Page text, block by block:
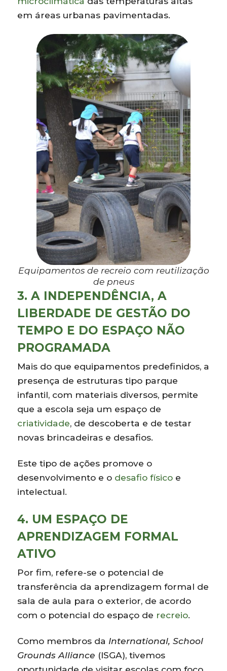
em áreas urbanas pavimentadas.
Equipamentos de recreio com reutilização
de pneus
3. A INDEPENDÊNCIA, A
LIBERDADE DE GESTÃO DO
TEMPO E DO ESPAÇO NÃO
PROGRAMADA
Mais do que equipamentos predefinidos, a
presença de estruturas tipo parque
infantil, com materiais diversos, permite
que a escola seja um espaço de
criatividade, de descoberta e de testar
novas brincadeiras e desafios.
Este tipo de ações promove o
desenvolvimento e o desafio físico e
intelectual.
4. UM ESPAÇO DE
APRENDIZAGEM FORMAL
ATIVO
Por fim, refere-se o potencial de
transferência da aprendizagem formal de
sala de aula para o exterior, de acordo
com o potencial do espaço de recreio.
Como membros da International, School
Grounds Alliance (ISGA), tivemos